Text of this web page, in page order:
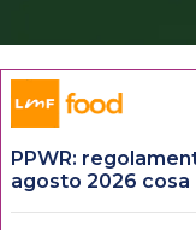
PPWR:
agosto 2026 cosa